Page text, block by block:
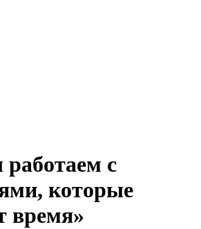
с
которые
время»